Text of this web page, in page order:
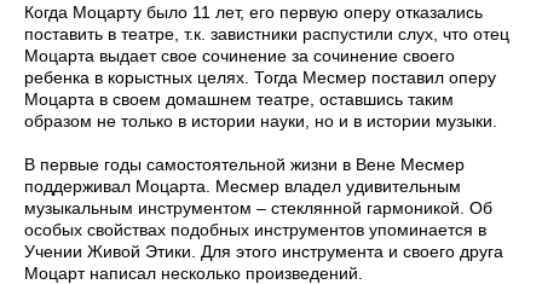
Когда Моцарту было 11 лет, его первую оперу отказались
поставить в театре, т.к. завистники распустили слух, что отец
Моцарта выдает свое сочинение за сочинение своего
ребенка в корыстных целях. Тогда Месмер поставил оперу
Моцарта в своем домашнем театре, оставшись таким
образом не только в истории науки, но и в истории музыки.
В первые годы самостоятельной жизни в Вене Месмер
поддерживал Моцарта. Месмер владел удивительным
музыкальным инструментом – стеклянной гармоникой. Об
особых свойствах подобных инструментов упоминается в
Учении Живой Этики. Для этого инструмента и своего друга
Моцарт написал несколько произведений.